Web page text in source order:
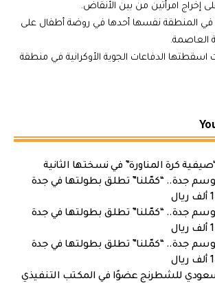
إخراج امرأتين من بين الأنقاض.
في المنطقة نفسها أحدها في روضة أطفال على
العاصمة.
الدفاعات الجوية الأوكرانية في منطقة
“صيفية كرة المناورة” في نسختها الثانية
جدة.. “كمّلنا” تطلق بطولتها في جدة
جدة.. “كمّلنا” تطلق بطولتها في جدة
جدة.. “كمّلنا” تطلق بطولتها في جدة
للشطرنج عضوًا في المكتب التنفيذي